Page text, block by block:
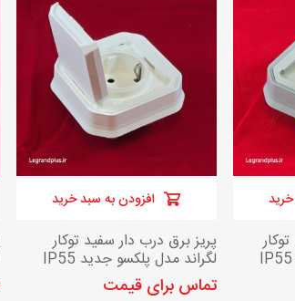
کلید و پریز مدل پلکسو لگراند
پریز برق درب دار سفید توکار
لگراند مدل پلکسو جدید IP55
تماس برای قیمت
افزودن به سبد خرید